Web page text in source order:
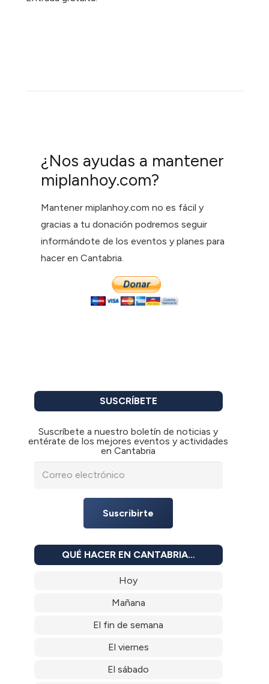
¿Nos ayudas a mantener
miplanhoy.com?
Mantener miplanhoy.com no es fácil y
gracias a tu donación podremos seguir
informándote de los eventos y planes para
hacer en Cantabria.
SUSCRÍBETE
Suscríbete a nuestro boletín de noticias y
entérate de los mejores eventos y actividades
en Cantabria
Suscribirte
QUÉ HACER EN CANTABRIA…
Hoy
Mañana
El fin de semana
El viernes
El sábado